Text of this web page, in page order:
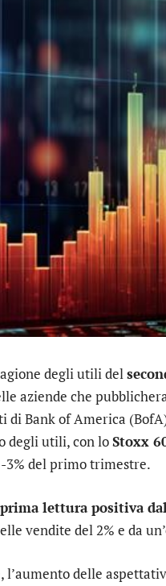
degli utili del
aziende che
diBank of America
degli utili, con loStoxx
3% del primo trimestre.
prima lettura positiva
vendite del 2% e da
delle